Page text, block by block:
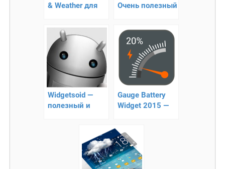
& Weather для
Красивые часы
и погода в одном
виджете
Очень полезный
Widgetsoid —
полезный и
Gauge Battery
Widget 2015 —